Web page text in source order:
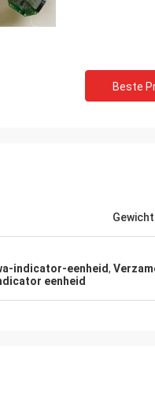
Beste
Gewicht
indicator-eenheid,
eenheid